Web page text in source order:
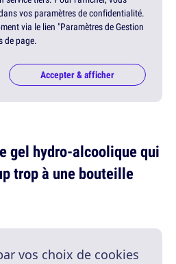
vos paramètres de confidentialité.
via le lien "Paramètres de Gestion
de page.
Accepter & afficher
gel hydro-alcoolique qui
trop à une bouteille
vos choix de cookies